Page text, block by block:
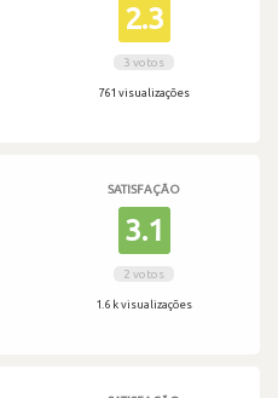
2.3
3 votos
761 visualizações
SATISFAÇÃO
3.1
2 votos
1.6 k visualizações